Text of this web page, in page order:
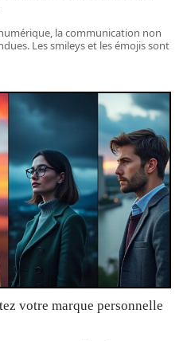
la communication non
Les smileys et les émojis sont
votre marque personnelle